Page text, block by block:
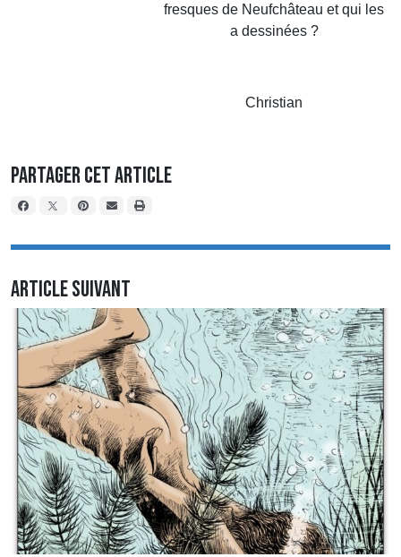
fresques de Neufchâteau et qui les
a dessinées ?
Christian
Partager cet article
Article suivant